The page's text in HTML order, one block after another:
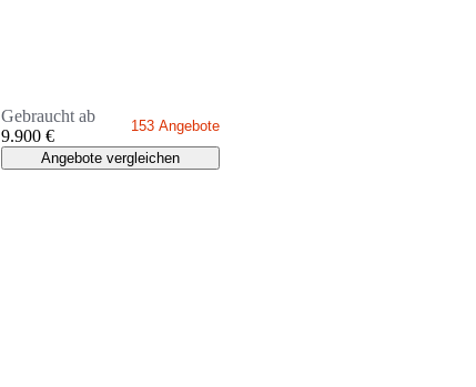
Gebraucht ab
9.900 €
153 Angebote
Angebote vergleichen